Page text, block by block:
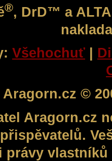
®, DrD™ a
Všehochuť |
Aragorn.cz ©
Aragorn.cz
právy